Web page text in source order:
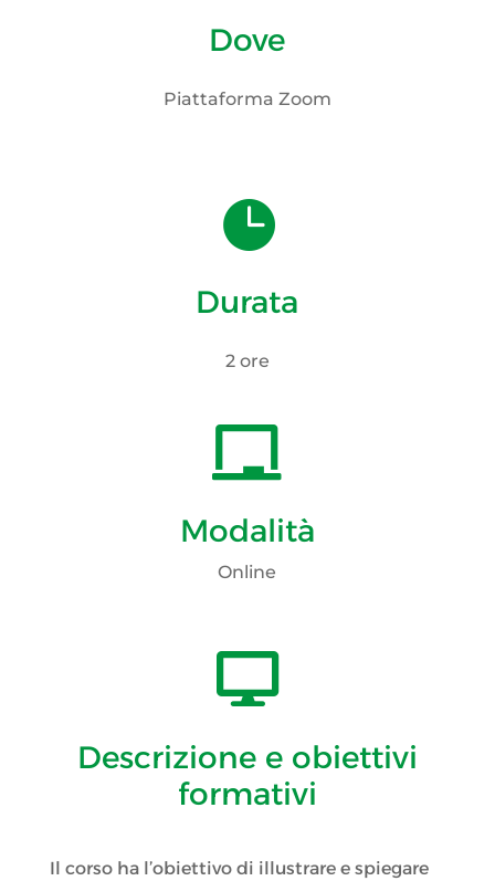
Dove
Piattaforma Zoom

Durata
2 ore

Modalità
Online

Descrizione e obiettivi
formativi
Il corso ha l’obiettivo di illustrare e spiegare